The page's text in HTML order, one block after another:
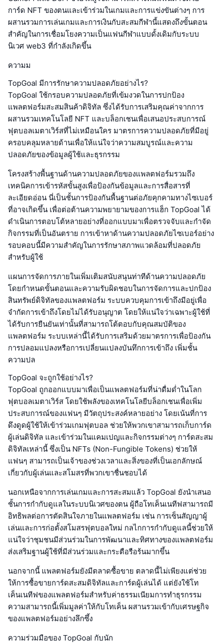
การ์ด NFT ของตนและเข้าร่วมในเกมและการแข่งขันต่างๆ การ
ผสานรวมการเล่นเกมและการเงินกับสะสมกีฬานี้แสดงถึงขั้นตอน
สำคัญในการเชื่อมโยงความเป็นแฟนกีฬาแบบดั้งเดิมกับระบบ
นิเวศ web3 ที่กำลังเกิดขึ้น
ความม
TopGoal มีการรักษาความปลอดภัยอย่างไร?
TopGoal ใช้กรอบความปลอดภัยที่เข้มงวดในการปกป้อง
แพลตฟอร์มสะสมสินค้าดิจิทัล ซึ่งได้รับการเสริมคุณค่าจากการ
ผสานรวมเทคโนโลยี NFT และบล็อกเชนเพื่อเสนอประสบการณ์
ฟุตบอลเมตาเวิร์สที่ไม่เหมือนใคร มาตรการความปลอดภัยที่มีอยู่
ครอบคลุมหลายด้านเพื่อให้แน่ใจว่าความสมบูรณ์และความ
ปลอดภัยของข้อมูลผู้ใช้และธุรกรรม
โครงสร้างพื้นฐานด้านความปลอดภัยของแพลตฟอร์มรวมถึง
เทคนิคการเข้ารหัสขั้นสูงเพื่อป้องกันข้อมูลและการสื่อสารที่
ละเอียดอ่อน นี่เป็นชั้นการป้องกันพื้นฐานต่อภัยคุกคามทางไซเบอร์
ที่อาจเกิดขึ้น เพื่อต่อต้านความพยายามของการแฮ็ก TopGoal ได้
ดำเนินการตอบโต้หลายอย่างที่ออกแบบมาเพื่อตรวจจับและกำจัด
กิจกรรมที่เป็นอันตราย การเข้าหาด้านความปลอดภัยไซเบอร์อย่าง
รอบคอบนี้มีความสำคัญในการรักษาสภาพแวดล้อมที่ปลอดภัย
สำหรับผู้ใช้
แผนการจัดการภายในเพิ่มเติมสนับสนุนท่าทีด้านความปลอดภัย
โดยกำหนดขั้นตอนและความรับผิดชอบในการจัดการและปกป้อง
สินทรัพย์ดิจิทัลของแพลตฟอร์ม ระบบควบคุมการเข้าถึงมีอยู่เพื่อ
จำกัดการเข้าถึงโดยไม่ได้รับอนุญาต โดยให้แน่ใจว่าเฉพาะผู้ใช้ที่
ได้รับการยืนยันเท่านั้นที่สามารถโต้ตอบกับคุณสมบัติของ
แพลตฟอร์ม ระบบเหล่านี้ได้รับการเสริมด้วยมาตรการเพื่อป้องกัน
การปลอมแปลงหรือการเปลี่ยนแปลงบันทึกการเข้าถึง เพิ่มชั้น
ความปล
TopGoal จะถูกใช้อย่างไร?
TopGoal ถูกออกแบบมาเพื่อเป็นแพลตฟอร์มที่น่าดื่มด่ำในโลก
ฟุตบอลเมตาเวิร์ส โดยใช้พลังของเทคโนโลยีบล็อกเชนเพื่อเพิ่ม
ประสบการณ์ของแฟนๆ มีวัตถุประสงค์หลายอย่าง โดยเน้นที่การ
ดึงดูดผู้ใช้ให้เข้าร่วมเกมฟุตบอล ช่วยให้พวกเขาสามารถเก็บการ์ด
ผู้เล่นดิจิทัล และเข้าร่วมในแคมเปญและกิจกรรมต่างๆ การ์ดสะสม
ดิจิทัลเหล่านี้ ซึ่งเป็น NFTs (Non-Fungible Tokens) ช่วยให้
แฟนๆ สามารถเป็นเจ้าของช่วงเวลาและสิ่งของที่เป็นเอกลักษณ์
เกี่ยวกับผู้เล่นและสโมสรที่พวกเขาชื่นชอบได้
นอกเหนือจากการเล่นเกมและการสะสมแล้ว TopGoal ยังนำเสนอ
ชั้นการกำกับดูแลในระบบนิเวศของตน ผู้ถือโทเค็นเนทีฟสามารถมี
อิทธิพลต่อการตัดสินใจภายในแพลตฟอร์ม เช่น การเซ็นสัญญาผู้
เล่นและการก่อตั้งสโมสรฟุตบอลใหม่ กลไกการกำกับดูแลนี้ช่วยให้
แน่ใจว่าชุมชนมีส่วนร่วมในการพัฒนาและทิศทางของแพลตฟอร์ม
ส่งเสริมฐานผู้ใช้ที่มีส่วนร่วมและกระตือรือร้นมากขึ้น
นอกจากนี้ แพลตฟอร์มยังมีตลาดซื้อขาย ตลาดนี้ไม่เพียงแต่ช่วย
ให้การซื้อขายการ์ดสะสมดิจิทัลและการ์ดผู้เล่นได้ แต่ยังใช้โท
เค็นเนทีฟของแพลตฟอร์มสำหรับค่าธรรมเนียมการทำธุรกรรม
ความสามารถนี้เพิ่มมูลค่าให้กับโทเค็น ผสานรวมเข้ากับเศรษฐกิจ
ของแพลตฟอร์มอย่างลึกซึ้ง
ความร่วมมือของ TopGoal กับนัก